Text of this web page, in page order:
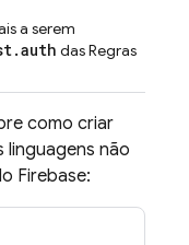
a serem
.auth das Regras
como criar
linguagens não
Firebase: